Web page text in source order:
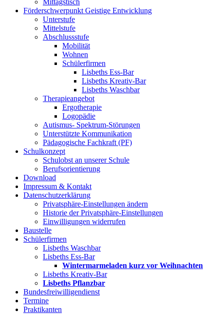
Mittagstisch
Förderschwerpunkt Geistige Entwicklung
Unterstufe
Mittelstufe
Abschlussstufe
Mobilität
Wohnen
Schülerfirmen
Lisbeths Ess-Bar
Lisbeths Kreativ-Bar
Lisbeths Waschbar
Therapieangebot
Ergotherapie
Logopädie
Autismus- Spektrum-Störungen
Unterstützte Kommunikation
Pädagogische Fachkraft (PF)
Schulkonzept
Schulobst an unserer Schule
Berufsorientierung
Download
Impressum & Kontakt
Datenschutzerklärung
Privatsphäre-Einstellungen ändern
Historie der Privatsphäre-Einstellungen
Einwilligungen widerrufen
Baustelle
Schülerfirmen
Lisbeths Waschbar
Lisbeths Ess-Bar
Wintermarmeladen kurz vor Weihnachten
Lisbeths Kreativ-Bar
Lisbeths Pflanzbar
Bundesfreiwilligendienst
Termine
Praktikanten